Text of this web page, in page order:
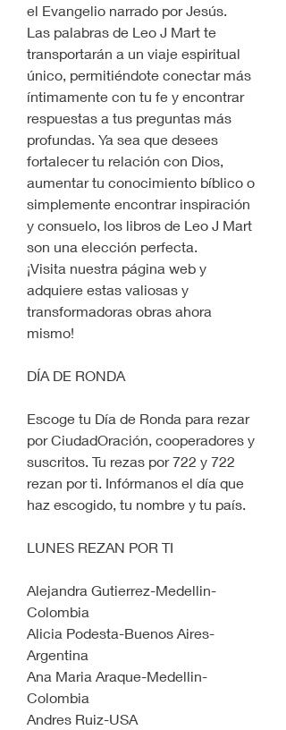
el Evangelio narrado por Jesús.
Las palabras de Leo J Mart te
transportarán a un viaje espiritual
único, permitiéndote conectar más
íntimamente con tu fe y encontrar
respuestas a tus preguntas más
profundas. Ya sea que desees
fortalecer tu relación con Dios,
aumentar tu conocimiento bíblico o
simplemente encontrar inspiración
y consuelo, los libros de Leo J Mart
son una elección perfecta.
¡Visita nuestra página web y
adquiere estas valiosas y
transformadoras obras ahora
mismo!
DÍA DE RONDA
Escoge tu Día de Ronda para rezar
por CiudadOración, cooperadores y
suscritos. Tu rezas por 722 y 722
rezan por ti. Infórmanos el día que
haz escogido, tu nombre y tu país.
LUNES REZAN POR TI
Alejandra Gutierrez-Medellin-
Colombia
Alicia Podesta-Buenos Aires-
Argentina
Ana Maria Araque-Medellin-
Colombia
Andres Ruiz-USA